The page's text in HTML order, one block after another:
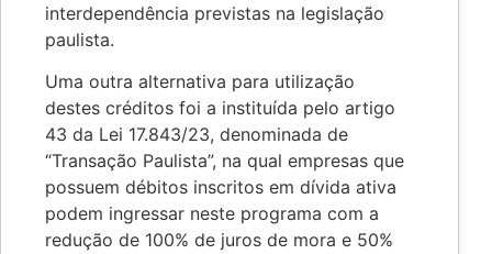
interdependência previstas na legislação
paulista.
Uma outra alternativa para utilização
destes créditos foi a instituída pelo artigo
43 da Lei 17.843/23, denominada de
“Transação Paulista”, na qual empresas que
possuem débitos inscritos em dívida ativa
podem ingressar neste programa com a
redução de 100% de juros de mora e 50%